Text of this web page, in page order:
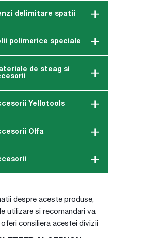
delimitare spatii
polimerice speciale
de steag si
Yellotools
Olfa
despre aceste produse,
utilizare si recomandari va
consiliera acestei divizii